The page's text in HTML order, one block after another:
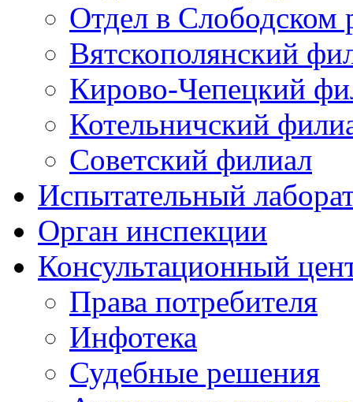
Отдел в Слободском
Вятскополянский
Кирово-Чепецкий
Котельничский
Советский филиал
Испытательный
Орган инспекции
Консультационный
Права потребителя
Инфотека
Судебные решения